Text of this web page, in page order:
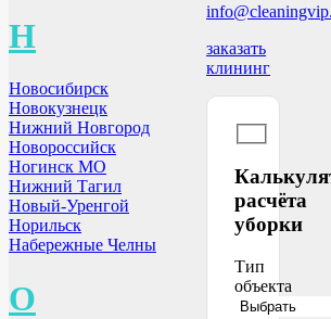
Н
Новосибирск
Новокузнецк
Нижний Новгород
Новороссийск
Ногинск МО
Нижний Тагил
Новый-Уренгой
Норильск
Набережные Челны
О
заказать
клининг
расчёта
уборки
Тип
объекта